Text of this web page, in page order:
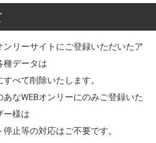
ンリーサイトにご登録いただいたア
種データは
べて削除いたします。
なWEBオンリーにのみご登録いた
ー様は
止等の対応はご不要です。